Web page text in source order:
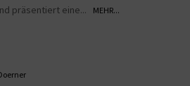
präsentiert eine...
MEHR...